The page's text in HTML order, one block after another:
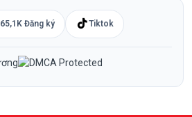
65,1K Đăng ký Tiktok